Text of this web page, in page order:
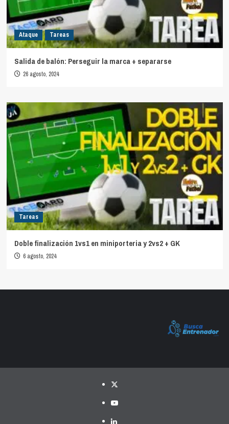
Ataque Tareas
Salida de balón: Perseguir la marca + separarse
26 agosto, 2024
Tareas
Doble finalización 1vs1 en miniporteria y 2vs2 + GK
6 agosto, 2024
Twitter
YouTube
LinkedIn